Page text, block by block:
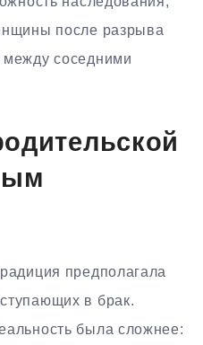
после разрыва
соседними
предполагала
в брак.
была сложнее: